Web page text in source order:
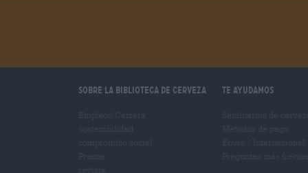
Sobre la biblioteca de cerveza Te ayudamos